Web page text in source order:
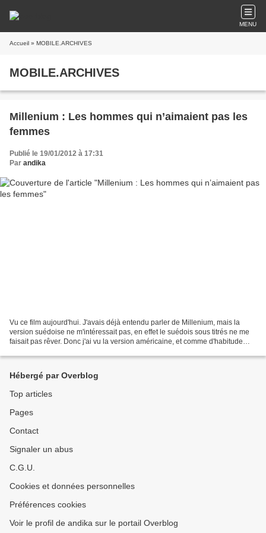
MENU
Accueil » MOBILE.ARCHIVES
MOBILE.ARCHIVES
Millenium : Les hommes qui n’aimaient pas les
femmes
Publié le 19/01/2012 à 17:31
Par andika
Vu ce film aujourd'hui. J'avais déjà entendu parler de Millenium, mais la
version suédoise ne m'intéressait pas, en effet le suédois sous titrés ne me
faisait pas rêver. Donc j'ai vu la version américaine, et comme d'habitude
Hébergé par Overblog
Top articles
Pages
Contact
Signaler un abus
C.G.U.
Cookies et données personnelles
Préférences cookies
Voir le profil de andika sur le portail Overblog